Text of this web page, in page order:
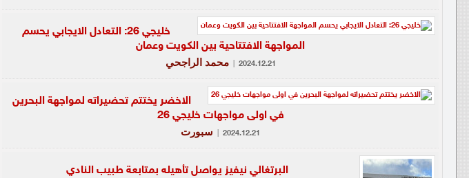
خليجي 26: التعادل الايجابي يحسم
المواجهة الافتتاحية بين الكويت وعمان
2024.12.21 محمد الراجحي
الاخضر يختتم تحضيراته لمواجهة البحرين
في اولى مواجهات خليجي 26
2024.12.21 سبورت
البرتغالي نيفيز يواصل تأهيله بمتابعة طبيب النادي